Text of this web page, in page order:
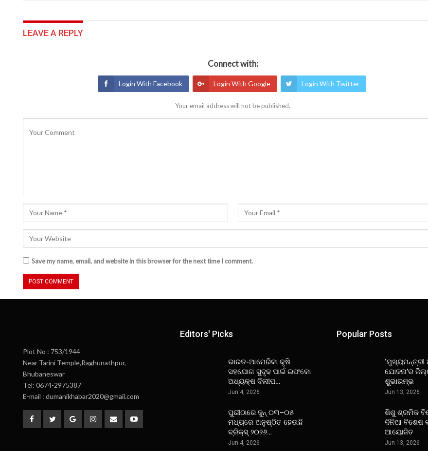
LEAVE A REPLY
Connect with:
Login With Facebook Login With Google Login With Twitter
Your email address will not be published.
Save my name, email, and website in this browser for the next time I comment.
Plot No : 753/1944
Near Tarini Temple,Raghunathpur,
Bhubaneswar
Tel: 0674-2975387
E-mail : dumanikhabar2020@gmail.com
Editors' Picks
ଭାରତ-ଆମେରିକା କୃଷି
ସହଯୋଗ ସୁଦୃଢ ପାଇଁ ଇଫକୋ
ଅଧ୍ୟକ୍ଷ ଦିଲୀପ…
Jun 4, 2026
ପୁରୀଠାରେ ଜୁନ୍ ୦୩–୦୫
ମଧ୍ୟରେ ଅନୁଷ୍ଠିତ ହେଉଛି
ବ୍ରିକ୍ସ୍ ୨୦୨୬…
Jun 4, 2026
Popular Posts
‘ମୁଖ୍ୟମନ୍ତ୍ରୀ
ଯୋଜନା’ର
ଶୁଭାରମ୍ଭ
Jun 13, 2026
ଶିଶୁ ଶ୍ରମିକ
ଦିନିଆ ବିଶେଷ
ଆୟୋଜିତ
Jun 13, 2026